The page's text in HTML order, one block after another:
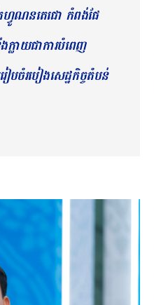
កហ្វូណន​តេជោ​ កំពង់ផែ
ក្លាយជា​ការ​បំពេញ​
ប​ចំ​របៀង​​សេដ្ឋកិច្ច​តំបន់